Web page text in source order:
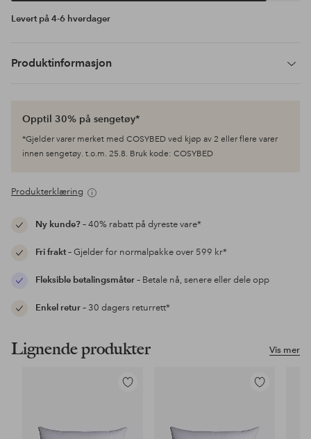
Levert på 4-6 hverdager
Produktinformasjon
Opptil 30% på sengetøy*
*Gjelder varer merket med COSYBED ved kjøp av 2 eller flere varer
innen sengetøy. t.o.m. 25.8. Bruk kode: COSYBED
Produkterklæring
Ny kunde?– 40% rabatt på dyreste vare*
Fri frakt– Gjelder for normalpakke over 599 kr*
Fleksible betalingsmåter– Betale nå, senere eller dele opp
Enkel retur– 30 dagers returrett*
Vis mer
Lignende produkter
Legg
Legg